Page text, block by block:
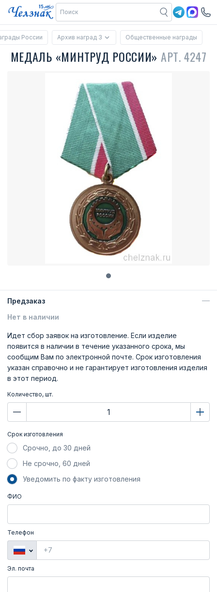
России Архив наград 3 Общественные награды
МЕДАЛЬ «МИНТРУД РОССИИ» АРТ. 4247
Предзаказ
Нет в наличии
Идет сбор заявок на изготовление. Если изделие
появится в наличии в течение указанного срока, мы
сообщим Вам по электронной почте. Срок изготовления
указан справочно и не гарантирует изготовления изделия
в этот период.
Количество, шт.
Срок изготовления
Срочно, до 30 дней
Не срочно, 60 дней
Уведомить по факту изготовления
ФИО
Телефон
Эл. почта